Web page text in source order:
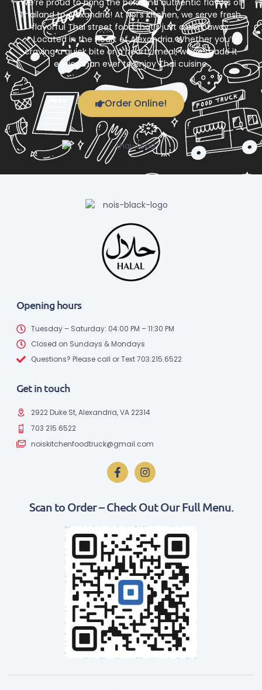
Thailand to Alexandria! At Noi’s Kitchen, we serve fresh,
flavorful Thai street food that’s just a click away.
📍 Located in the heart of Alexandria. Whether you’re
craving a quick bite or a hearty meal, we’ve made it
easier than ever to enjoy Thai cuisine.
Order Online!
Opening hours
Tuesday – Saturday: 04:00 PM – 11:30 PM
Closed on Sundays & Mondays
Questions? Please call or Text 703.215.6522
Get in touch
2922 Duke St, Alexandria, VA 22314
703 215 6522
noiskitchenfoodtruck@gmail.com
Scan to Order – Check Out Our Full Menu.